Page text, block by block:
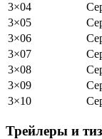
3×04
3×05
3×06
3×07
3×08
3×09
3×10
Трейлеры и